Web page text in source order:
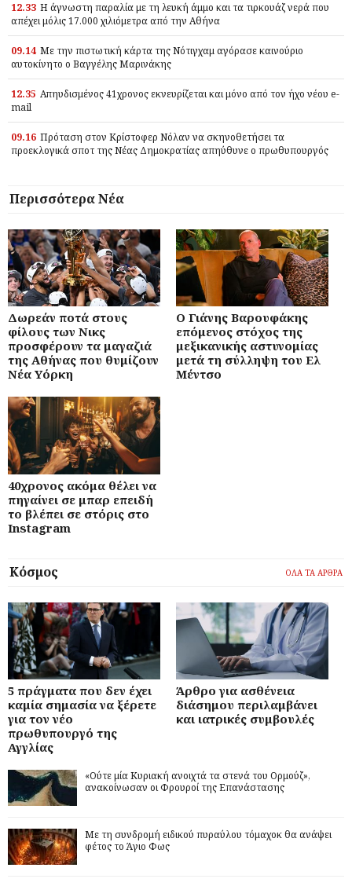
12.33 Η άγνωστη παραλία με τη λευκή άμμο και τα τιρκουάζ νερά που
απέχει μόλις 17.000 χιλιόμετρα από την Αθήνα
09.14 Με την πιστωτική κάρτα της Νότιγχαμ αγόρασε καινούριο
αυτοκίνητο ο Βαγγέλης Μαρινάκης
12.35 Απηυδισμένος 41χρονος εκνευρίζεται και μόνο από τον ήχο νέου e-
mail
09.16 Πρόταση στον Κρίστοφερ Νόλαν να σκηνοθετήσει τα
προεκλογικά σποτ της Νέας Δημοκρατίας απηύθυνε ο πρωθυπουργός
Περισσότερα Νέα
Δωρεάν ποτά στους
φίλους των Νικς
προσφέρουν τα μαγαζιά
της Αθήνας που θυμίζουν
Νέα Υόρκη
Ο Γιάνης Βαρουφάκης
επόμενος στόχος της
μεξικανικής αστυνομίας
μετά τη σύλληψη του Ελ
Μέντσο
40χρονος ακόμα θέλει να
πηγαίνει σε μπαρ επειδή
το βλέπει σε στόρις στο
Instagram
Κόσμος ΟΛΑ ΤΑ ΑΡΘΡΑ
5 πράγματα που δεν έχει
καμία σημασία να ξέρετε
για τον νέο
πρωθυπουργό της
Αγγλίας
Άρθρο για ασθένεια
διάσημου περιλαμβάνει
και ιατρικές συμβουλές
«Ούτε μία Κυριακή ανοιχτά τα στενά του Ορμούζ»,
ανακοίνωσαν οι Φρουροί της Επανάστασης
Με τη συνδρομή ειδικού πυραύλου τόμαχοκ θα ανάψει
φέτος το Άγιο Φως